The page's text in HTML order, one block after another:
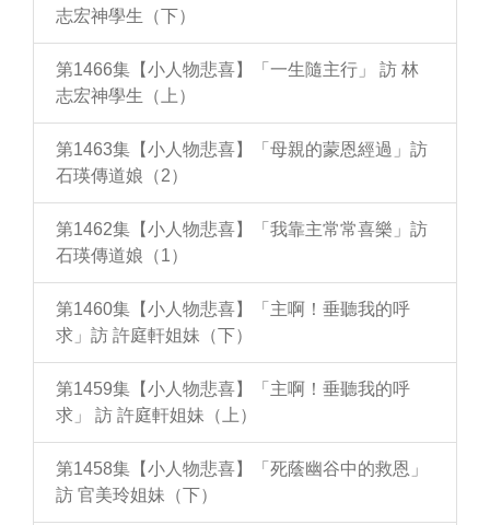
志宏神學生（下）
第1466集【小人物悲喜】「一生隨主行」 訪 林
志宏神學生（上）
第1463集【小人物悲喜】「母親的蒙恩經過」訪
石瑛傳道娘（2）
第1462集【小人物悲喜】「我靠主常常喜樂」訪
石瑛傳道娘（1）
第1460集【小人物悲喜】「主啊！垂聽我的呼
求」訪 許庭軒姐妹（下）
第1459集【小人物悲喜】「主啊！垂聽我的呼
求」 訪 許庭軒姐妹（上）
第1458集【小人物悲喜】「死蔭幽谷中的救恩」
訪 官美玲姐妹（下）